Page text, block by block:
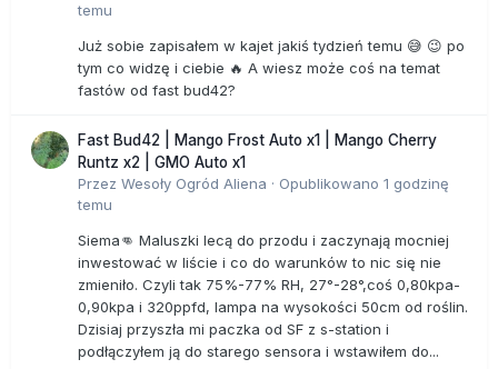
temu
Już sobie zapisałem w kajet jakiś tydzień temu 😅 😉 po
tym co widzę i ciebie 🔥 A wiesz może coś na temat
fastów od fast bud42?
Fast Bud42 | Mango Frost Auto x1 | Mango Cherry
Runtz x2 | GMO Auto x1
Przez Wesoły Ogród Aliena · Opublikowano 1 godzinę
temu
Siema👊 Maluszki lecą do przodu i zaczynają mocniej
inwestować w liście i co do warunków to nic się nie
zmieniło. Czyli tak 75%-77% RH, 27°-28°,coś 0,80kpa-
0,90kpa i 320ppfd, lampa na wysokości 50cm od roślin.
Dzisiaj przyszła mi paczka od SF z s-station i
podłączyłem ją do starego sensora i wstawiłem do...